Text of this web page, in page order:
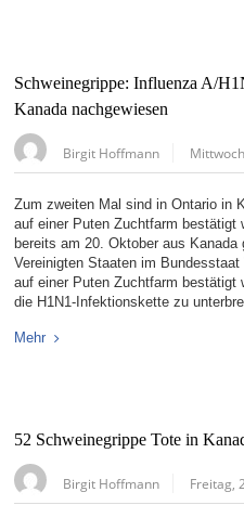
Schweinegrippe: Influenza A/
Kanada nachgewiesen
Birgit Hoffmann
Zum zweiten Mal sind in Ontario in
auf einer Puten Zuchtfarm bestätigt
bereits am 20. Oktober aus
Vereinigten Staaten im
auf einer Puten Zuchtfarm bestätigt
die H1N1-Infektionskette zu
Mehr
52 Schweinegrippe Tote in
Birgit Hoffmann Freitag,